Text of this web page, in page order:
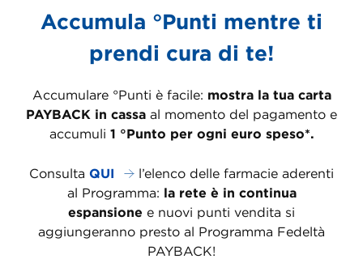
Accumula °Punti mentre ti
prendi cura di te!
Accumulare °Punti è facile: mostra la tua carta
PAYBACK in cassa al momento del pagamento e
accumuli 1 °Punto per ogni euro speso*.
Consulta QUI
l’elenco delle farmacie aderenti
al Programma: la rete è in continua
espansione e nuovi punti vendita si
aggiungeranno presto al Programma Fedeltà
PAYBACK!